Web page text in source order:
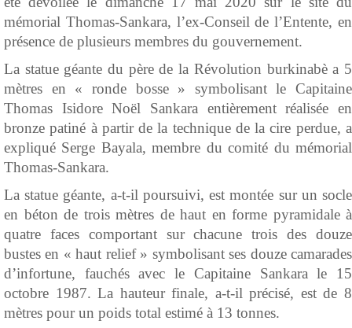
mémorial Thomas-Sankara, l’ex-Conseil de l’Entente, en
présence de plusieurs membres du gouvernement.
La statue géante du père de la Révolution burkinabè a 5
mètres en « ronde bosse » symbolisant le Capitaine
Thomas Isidore Noël Sankara entièrement réalisée en
bronze patiné à partir de la technique de la cire perdue, a
expliqué Serge Bayala, membre du comité du mémorial
Thomas-Sankara.
La statue géante, a-t-il poursuivi, est montée sur un socle
en béton de trois mètres de haut en forme pyramidale à
quatre faces comportant sur chacune trois des douze
bustes en « haut relief » symbolisant ses douze camarades
d’infortune, fauchés avec le Capitaine Sankara le 15
octobre 1987. La hauteur finale, a-t-il précisé, est de 8
mètres pour un poids total estimé à 13 tonnes.